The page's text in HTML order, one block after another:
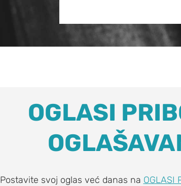
OGLASI
Postavite svoj oglas već danas na OGLASI